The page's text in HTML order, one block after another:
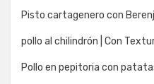
Pisto cartagenero con
pollo al chilindrón | Con
Pollo en pepitoria con